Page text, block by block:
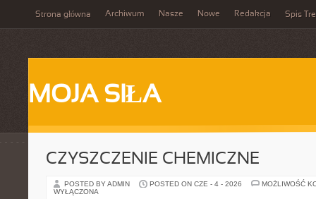
Strona główna Archiwum Nasze Nowe Redakcja Spis
MOJA SIŁA
CZYSZCZENIE CHEMICZNE
POSTED BY ADMIN POSTED ON CZE - 4 - 2026
MOŻLIWOŚĆ
WYŁĄCZONA